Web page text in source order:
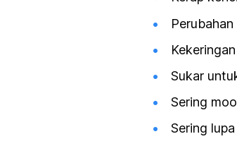
Sukar
Sering
Sering lupa